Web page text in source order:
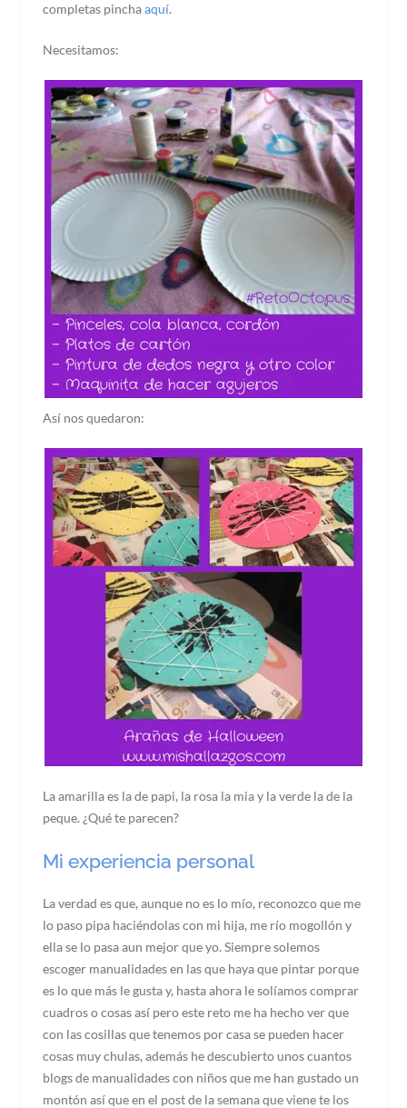
completas pinchaaquí.
Necesitamos:
Así nos quedaron:
La amarilla es la de papi, la rosa la mia y la verde la de la
peque. ¿Qué te parecen?
Mi experiencia personal
La verdad es que, aunque no es lo mío, reconozco que me
lo paso pipa haciéndolas con mi hija, me río mogollón y
ella se lo pasa aun mejor que yo. Siempre solemos
escoger manualidades en las que haya que pintar porque
es lo que más le gusta y, hasta ahora le solíamos comprar
cuadros o cosas así pero este reto me ha hecho ver que
con las cosillas que tenemos por casa se pueden hacer
cosas muy chulas, además he descubierto unos cuantos
blogs de manualidades con niños que me han gustado un
montón así que en el post de la semana que viene te los